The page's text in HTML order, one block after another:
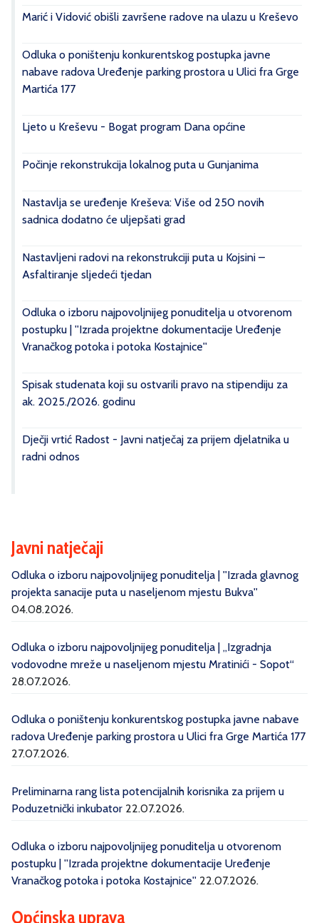
Marić i Vidović obišli završene radove na ulazu u Kreševo
Odluka o poništenju konkurentskog postupka javne
nabave radova Uređenje parking prostora u Ulici fra Grge
Martića 177
Ljeto u Kreševu - Bogat program Dana općine
Počinje rekonstrukcija lokalnog puta u Gunjanima
Nastavlja se uređenje Kreševa: Više od 250 novih
sadnica dodatno će uljepšati grad
Nastavljeni radovi na rekonstrukciji puta u Kojsini –
Asfaltiranje sljedeći tjedan
Odluka o izboru najpovoljnijeg ponuditelja u otvorenom
postupku | ''Izrada projektne dokumentacije Uređenje
Vranačkog potoka i potoka Kostajnice''
Spisak studenata koji su ostvarili pravo na stipendiju za
ak. 2025./2026. godinu
Dječji vrtić Radost - Javni natječaj za prijem djelatnika u
radni odnos
Javni natječaji
Odluka o izboru najpovoljnijeg ponuditelja | ''Izrada glavnog
projekta sanacije puta u naseljenom mjestu Bukva''
04.08.2026.
Odluka o izboru najpovoljnijeg ponuditelja | „Izgradnja
vodovodne mreže u naseljenom mjestu Mratinići - Sopot“
28.07.2026.
Odluka o poništenju konkurentskog postupka javne nabave
radova Uređenje parking prostora u Ulici fra Grge Martića 177
27.07.2026.
Preliminarna rang lista potencijalnih korisnika za prijem u
Poduzetnički inkubator 22.07.2026.
Odluka o izboru najpovoljnijeg ponuditelja u otvorenom
postupku | ''Izrada projektne dokumentacije Uređenje
Vranačkog potoka i potoka Kostajnice'' 22.07.2026.
Općinska uprava